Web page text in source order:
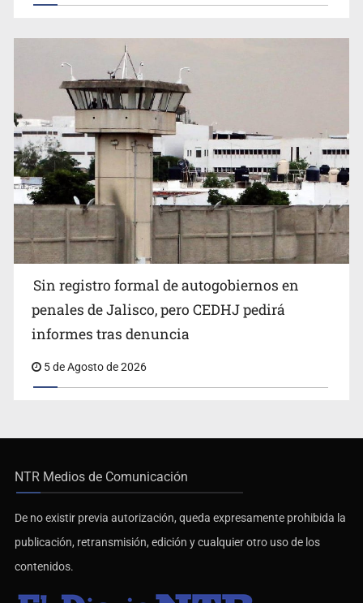
Sin registro formal de autogobiernos en
penales de Jalisco, pero CEDHJ pedirá
informes tras denuncia
5 de Agosto de 2026
NTR Medios de Comunicación
De no existir previa autorización, queda expresamente prohibida la
publicación, retransmisión, edición y cualquier otro uso de los
contenidos.